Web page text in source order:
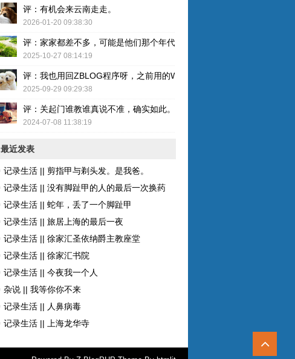
评：有机会来云南走走。
2026-01-20 09:38:30
评：家家都差不多，可能是他们那个年代人的特色吧。
2025-10-27 08:14:19
评：我也用回ZBLOG程序呀，之前用的WP还是有点难用的，主要后台
2025-09-29 09:29:38
评：关起门谁教谁真说不准，确实如此。而且现在的女性比较独立了，
2024-07-08 11:38:19
最近发表
记录生活 || 剪指甲与剃头发。是我爸。
记录生活 || 没有脚趾甲的人的最后一次换药
记录生活 || 蛇年，丢了一个脚趾甲
记录生活 || 旅居上海的最后一夜
记录生活 || 徐家汇圣依纳爵主教座堂
记录生活 || 徐家汇书院
记录生活 || 今夜我一个人
杂说 || 我等你你不来
记录生活 || 人鼻病毒
记录生活 || 上海龙华寺